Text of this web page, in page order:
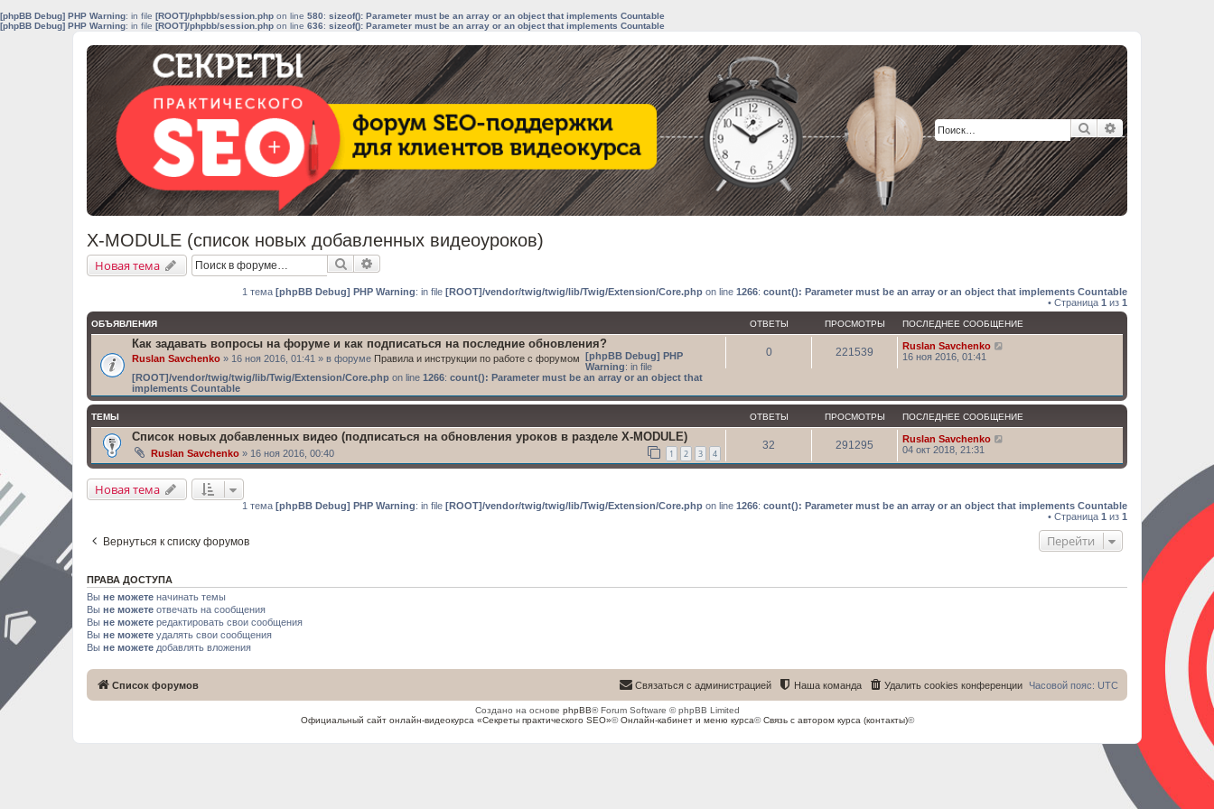
[phpBB Debug] PHP Warning: in file [ROOT]/phpbb/session.php on line 580: sizeof(): Parameter must be an array or an object that implements Countable
[phpBB Debug] PHP Warning: in file [ROOT]/phpbb/session.php on line 636: sizeof(): Parameter must be an array or an object that implements Countable
ПоискРасширенный
X-MODULE (список новых добавленных видеоуроков)
Новая тема Поиск
1 тема [phpBB Debug] PHP Warning: in file [ROOT]/vendor/twig/twig/lib/Twig/Extension/Core.php on line 1266: count(): Parameter must be an array or an object that implements Countable
• Страница 1 из 1
ОБЪЯВЛЕНИЯ ОТВЕТЫ ПРОСМОТРЫ ПОСЛЕДНЕЕ СООБЩЕНИЕ
Как задавать вопросы на форуме и как подписаться на последние обновления?
Ruslan Savchenko » 16 ноя 2016, 01:41 » в форуме Правила и инструкции по работе с форумом [phpBB Debug] PHP
Warning: in file
[ROOT]/vendor/twig/twig/lib/Twig/Extension/Core.php on line 1266: count(): Parameter must be an array or an object that
implements Countable
0 221539
Ruslan Savchenko
16 ноя 2016, 01:41
ТЕМЫ ОТВЕТЫ ПРОСМОТРЫ ПОСЛЕДНЕЕ СООБЩЕНИЕ
Список новых добавленных видео (подписаться на обновления уроков в разделе X-MODULE)
Ruslan Savchenko » 16 ноя 2016, 00:40 1 2 3 4
32 291295
Ruslan Savchenko
04 окт 2018, 21:31
Новая тема
1 тема [phpBB Debug] PHP Warning: in file [ROOT]/vendor/twig/twig/lib/Twig/Extension/Core.php on line 1266: count(): Parameter must be an array or an object that implements Countable
• Страница 1 из 1
Вернуться к списку форумов Перейти
ПРАВА ДОСТУПА
Вы не можете начинать темы
Вы не можете отвечать на сообщения
Вы не можете редактировать свои сообщения
Вы не можете удалять свои сообщения
Вы не можете добавлять вложения
Список форумов Часовой пояс: UTC
Удалить cookies конференции
Наша команда
Связаться с администрацией
Создано на основе phpBB® Forum Software © phpBB Limited
Официальный сайт онлайн-видеокурса «Секреты практического SEO»©Онлайн-кабинет и меню курса©Связь с автором курса (контакты)©